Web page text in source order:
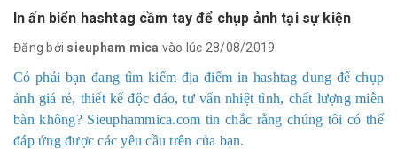
In ấn biển hashtag cầm tay để chụp ảnh tại sự kiện
Đăng bởi sieupham mica vào lúc 28/08/2019
Có phải bạn đang tìm kiếm địa điểm in hashtag dung để chụp
ảnh giá rẻ, thiết kế độc đáo, tư vấn nhiệt tình, chất lượng miễn
bàn không? Sieuphammica.com tin chắc rằng chúng tôi có thể
đáp ứng được các yêu cầu trên của bạn.